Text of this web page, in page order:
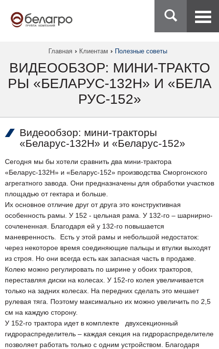
Главная Клиентам Полезные советы
ВИДЕООБЗОР: МИНИ-ТРАКТО
РЫ «БЕЛАРУС-132Н» И «БЕЛА
РУС-152»
Видеообзор: мини-тракторы
«Беларус-132Н» и «Беларус-152»
Сегодня мы бы хотели сравнить два мини-трактора
«Беларус-132Н» и «Беларус-152» производства Сморгонского
агрегатного завода. Они предназначены для обработки участков
площадью от гектара и больше.
Их основное отличие друг от друга это конструктивная
особенность рамы. У 152 - цельная рама. У 132-го – шарнирно-
сочлененная. Благодаря ей у 132-го повышается
маневренность. Есть у этой рамы и небольшой недостаток:
через некоторое время соединяющие пальцы и втулки выходят
из строя. Но они всегда есть как запасная часть в продаже.
Колею можно регулировать по ширине у обоих тракторов,
переставляя диски на колесах. У 152-го колея увеличивается
только на задних колесах. На передних сделать это мешает
рулевая тяга. Поэтому максимально их можно увеличить по 2,5
см на каждую сторону.
У 152-го трактора идет в комплекте двухсекционный
гидрораспределитель – каждая секция на гидрораспределителе
позволяет работать только с одним устройством. Благодаря